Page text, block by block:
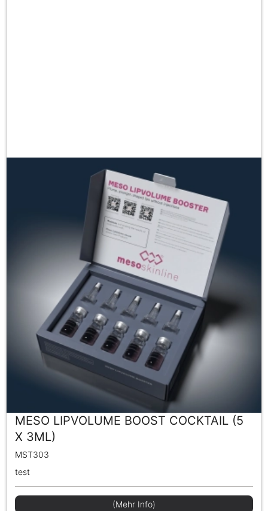
MESO LIPVOLUME BOOST COCKTAIL (5
X 3ML)
MST303
test
(Mehr Info)